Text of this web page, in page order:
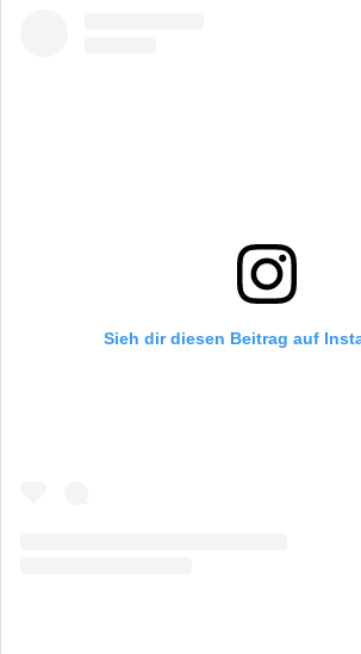
Sieh dir diesen Beitrag auf